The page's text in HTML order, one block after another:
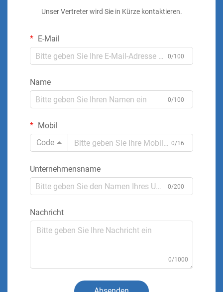
Unser Vertreter wird Sie in Kürze kontaktieren.
E-Mail
0/100
Name
0/100
Mobil
Code
0/16
Unternehmensname
0/200
Nachricht
0/1000